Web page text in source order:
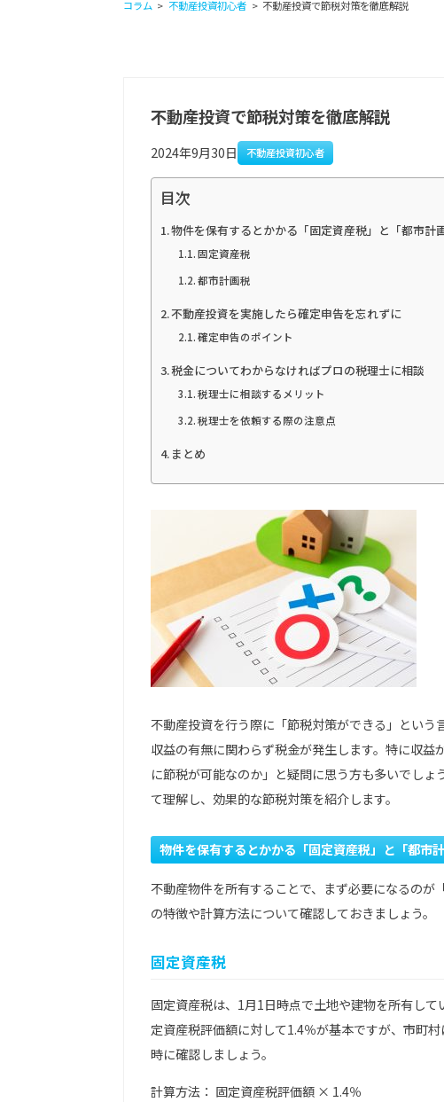
コラム 不動産投資初心者 不動産投資で節税対策を徹底解説
不動産投資で節税対策を徹底解説
2024年9月30日 不動産投資初心者
目次
物件を保有するとかかる「固定資産税」と「都市計
固定資産税
都市計画税
不動産投資を実施したら確定申告を忘れずに
確定申告のポイント
税金についてわからなければプロの税理士に相談
税理士に相談するメリット
税理士を依頼する際の注意点
まとめ
不動産投資を行う際に「節税対策ができる」という
収益の有無に関わらず税金が発生します。特に収
に節税が可能なのか」と疑問に思う方も多いでし
て理解し、効果的な節税対策を紹介します。
物件を保有するとかかる「固定資産税」と「都市計
不動産物件を所有することで、まず必要になるの
の特徴や計算方法について確認しておきましょう。
固定資産税
固定資産税は、1月1日時点で土地や建物を所有し
定資産税評価額に対して1.4％が基本ですが、市町
時に確認しましょう。
計算方法： 固定資産税評価額 × 1.4％